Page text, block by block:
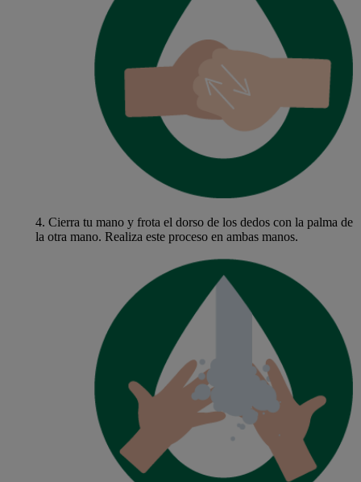
4. Cierra tu mano y frota el dorso de los dedos con la palma de
la otra mano. Realiza este proceso en ambas manos.